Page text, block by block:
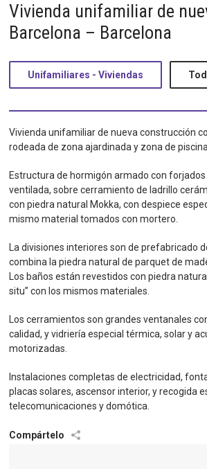
Vivienda unifamiliar de
Barcelona – Barcelona
Unifamiliares - Viviendas
Vivienda unifamiliar de nueva construcción
rodeada de zona ajardinada y zona de
Estructura de hormigón armado con
ventilada, sobre cerramiento de ladrillo
con piedra natural Mokka, con despiece
mismo material tomados con mortero.
La divisiones interiores son de prefabricado
combina la piedra natural de parquet de
Los baños están revestidos con piedra
situ” con los mismos materiales.
Los cerramientos son grandes ventanales
calidad, y vidriería especial térmica, solar y
motorizadas.
Instalaciones completas de electricidad,
placas solares, ascensor interior, y recogida
telecomunicaciones y domótica.